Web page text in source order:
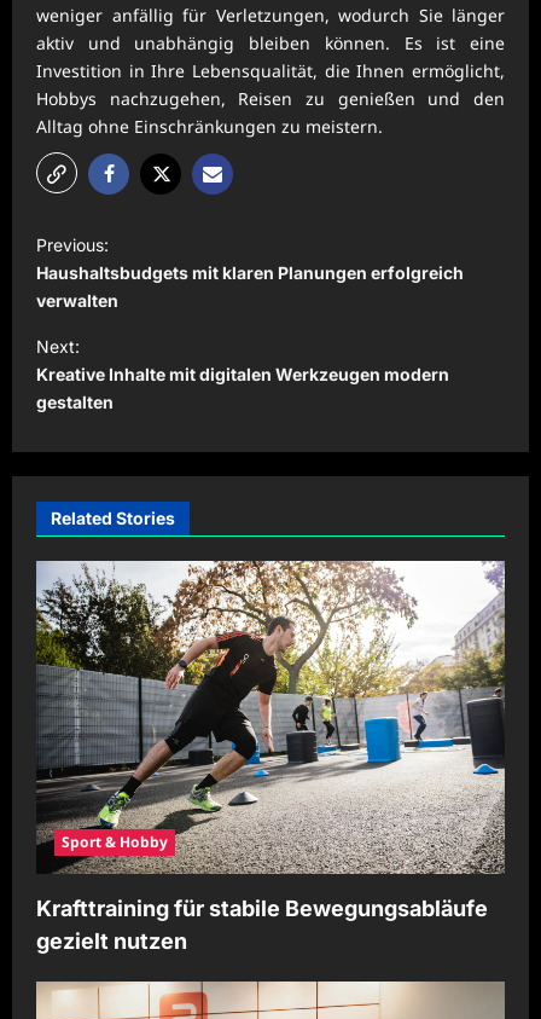
weniger anfällig für Verletzungen, wodurch Sie länger
aktiv und unabhängig bleiben können. Es ist eine
Investition in Ihre Lebensqualität, die Ihnen ermöglicht,
Hobbys nachzugehen, Reisen zu genießen und den
Alltag ohne Einschränkungen zu meistern.
o
s
t
n
a
v
g
a
t
i
o
n
Previous:
Haushaltsbudgets mit klaren Planungen erfolgreich
verwalten
Next:
Kreative Inhalte mit digitalen Werkzeugen modern
gestalten
Related Stories
Sport & Hobby
Krafttraining für stabile Bewegungsabläufe
gezielt nutzen